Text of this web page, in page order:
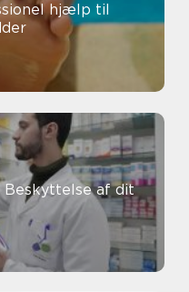
Beskyttelse af dit